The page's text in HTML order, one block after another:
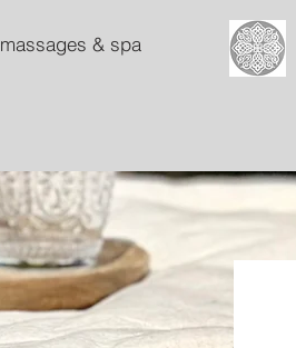
massages & spa